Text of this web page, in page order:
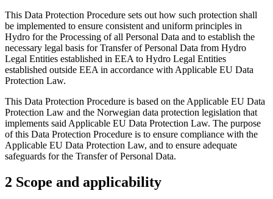
This Data Protection Procedure sets out how such protection shall
be implemented to ensure consistent and uniform principles in
Hydro for the Processing of all Personal Data and to establish the
necessary legal basis for Transfer of Personal Data from Hydro
Legal Entities established in EEA to Hydro Legal Entities
established outside EEA in accordance with Applicable EU Data
Protection Law.
This Data Protection Procedure is based on the Applicable EU Data
Protection Law and the Norwegian data protection legislation that
implements said Applicable EU Data Protection Law. The purpose
of this Data Protection Procedure is to ensure compliance with the
Applicable EU Data Protection Law, and to ensure adequate
safeguards for the Transfer of Personal Data.
2 Scope and applicability